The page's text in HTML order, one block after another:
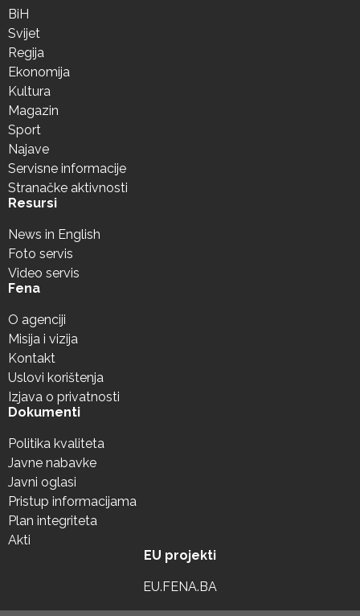
BiH
Svijet
Regija
Ekonomija
Kultura
Magazin
Sport
Najave
Servisne informacije
Stranačke aktivnosti
Resursi
News in English
Foto servis
Video servis
Fena
O agenciji
Misija i vizija
Kontakt
Uslovi korištenja
Izjava o privatnosti
Dokumenti
Politika kvaliteta
Javne nabavke
Javni oglasi
Pristup informacijama
Plan integriteta
Akti
EU projekti
EU.FENA.BA